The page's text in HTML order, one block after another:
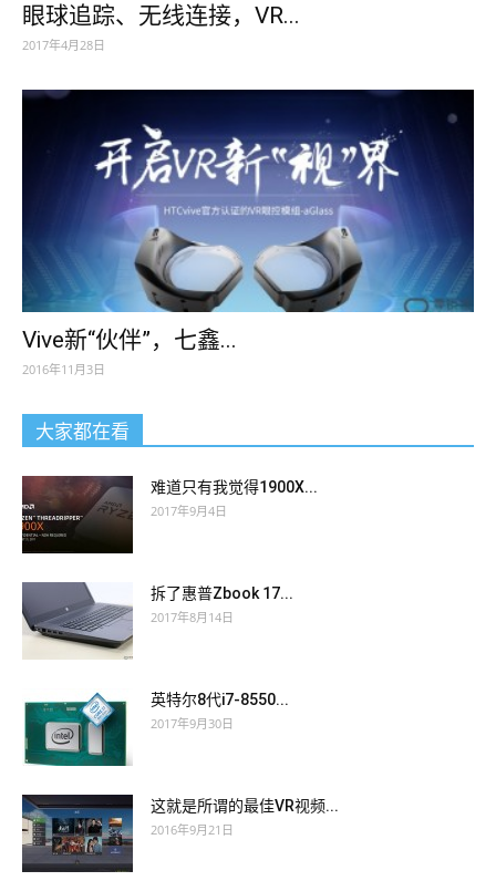
眼球追踪、无线连接，VR...
2017年4月28日
Vive新“伙伴”，七鑫...
2016年11月3日
大家都在看
难道只有我觉得1900X...
2017年9月4日
拆了惠普Zbook 17...
2017年8月14日
英特尔8代i7-8550...
2017年9月30日
这就是所谓的最佳VR视频...
2016年9月21日